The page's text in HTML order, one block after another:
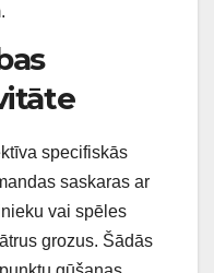
specifiskās
saskaras ar
vai spēles
grozus. Šādās